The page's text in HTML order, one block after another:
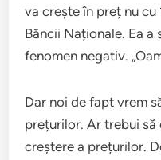
va crește în preț nu cu
Băncii Naționale. Ea
fenomen negativ.
Dar noi de fapt vrem
prețurilor. Ar trebui să
creștere a prețurilor.